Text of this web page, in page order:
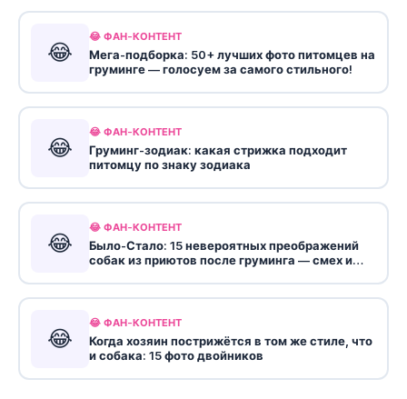
😂
😂 ФАН-КОНТЕНТ
Мега-подборка: 50+ лучших фото питомцев на
груминге — голосуем за самого стильного!
😂
😂 ФАН-КОНТЕНТ
Груминг-зодиак: какая стрижка подходит
питомцу по знаку зодиака
😂
😂 ФАН-КОНТЕНТ
Было-Стало: 15 невероятных преображений
собак из приютов после груминга — смех и
😂
😂 ФАН-КОНТЕНТ
Когда хозяин пострижётся в том же стиле, что
и собака: 15 фото двойников